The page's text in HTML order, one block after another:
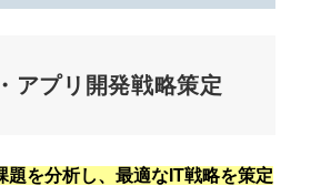
アプリ開発戦略策定
題を分析し、最適なIT戦略を策定